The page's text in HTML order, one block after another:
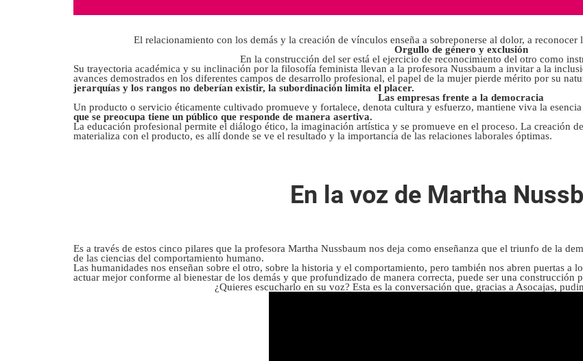
El relacionamiento con los demás y la creación de vínculos enseña a sobreponerse al dolor, a reconocer
Orgullo de género y exclusión
En la construcción del ser está el ejercicio de reconocimiento del otro como
Su trayectoria académica y su inclinación por la filosofía feminista llevan a la profesora Nussbaum a invitar a la
avances demostrados en los diferentes campos de desarrollo profesional, el papel de la mujer pierde mérito por su
jerarquías y los rangos no deberían existir, la subordinación limita el placer.
Las empresas frente a la democracia
Un producto o servicio éticamente cultivado promueve y fortalece, denota cultura y esfuerzo, mantiene viva la
que se preocupa tiene un público que responde de manera asertiva.
La educación profesional permite el diálogo ético, la imaginación artística y se promueve en el proceso. La creación
materializa con el producto, es allí donde se ve el resultado y la importancia de las relaciones laborales óptimas.
En la voz de Martha
Es a través de estos cinco pilares que la profesora Martha Nussbaum nos deja como enseñanza que el triunfo de la
de las ciencias del comportamiento humano.
Las humanidades nos enseñan sobre el otro, sobre la historia y el comportamiento, pero también nos abren puertas a
actuar mejor conforme al bienestar de los demás y que profundizado de manera correcta, puede ser una construcción
¿Quieres escucharlo en su voz? Esta es la conversación que, gracias a Asocajas,